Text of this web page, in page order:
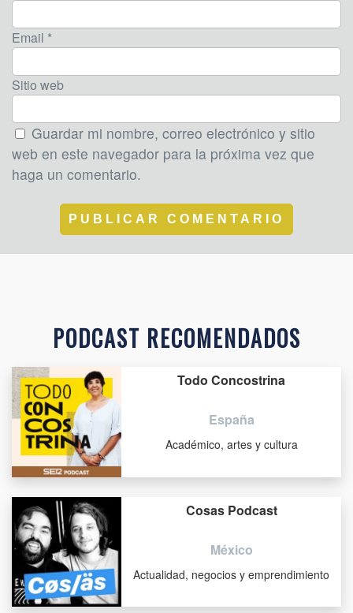
Email *
Sitio web
Guardar mi nombre, correo electrónico y sitio
web en este navegador para la próxima vez que
haga un comentario.
PODCAST RECOMENDADOS
Todo Concostrina
España
Académico, artes y cultura
Cosas Podcast
México
Actualidad, negocios y emprendimiento